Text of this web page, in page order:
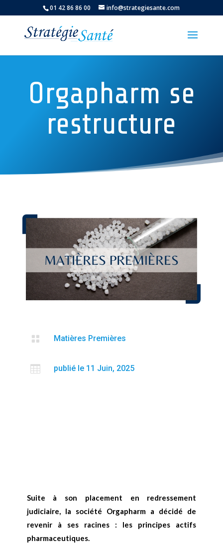
01 42 86 86 00 info@strategiesante.com
Orgapharm se
restructure
 Matières Premières
 publié le 11 Juin, 2025
Suite à son placement en redressement
judiciaire, la société Orgapharm a décidé de
revenir à ses racines : les principes actifs
pharmaceutiques.